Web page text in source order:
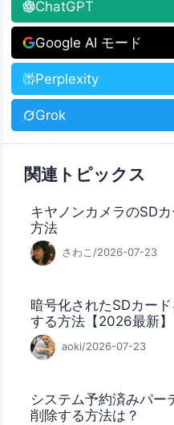
ChatGPT
Google AI モード
Perplexity
Grok
関連トピックス
キヤノンカメラのSD
方法
さわこ/2026-07-23
暗号化されたSDカー
する方法【2026最新】
aoki/2026-07-23
システム予約済みパー
削除する方法は？